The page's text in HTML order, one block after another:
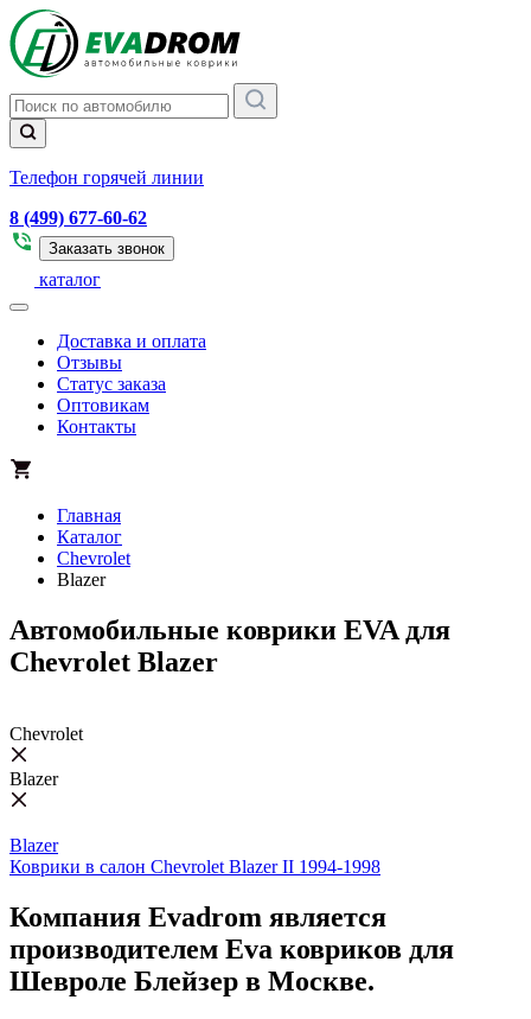
Телефон горячей линии
8 (499) 677-60-62
Заказать звонок
каталог
Доставка и оплата
Отзывы
Статус заказа
Оптовикам
Контакты
Главная
Каталог
Chevrolet
Blazer
Автомобильные коврики EVA для
Chevrolet Blazer
Chevrolet
Blazer
Blazer
Коврики в салон Chevrolet Blazer II 1994-1998
Компания Evadrom является
производителем Eva ковриков для
Шевроле Блейзер в Москве.